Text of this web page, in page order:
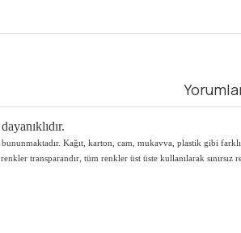
Kağıt, karton, cam, mukavva, plastik gibi
transparandır, tüm renkler üst üste kullanılarak
resim, ürün açıklamalarında ve diğer